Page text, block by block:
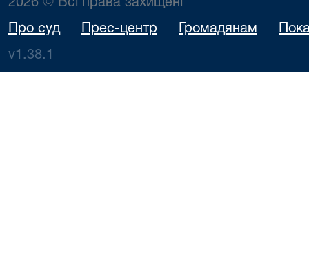
2026 © Всі права захищені
Про суд Прес-центр Громадянам
v1.38.1